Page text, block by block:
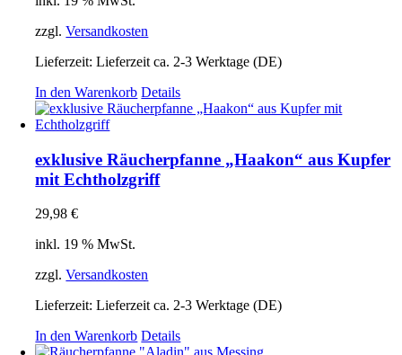
zzgl.Versandkosten
Lieferzeit:Lieferzeit ca. 2-3 Werktage (DE)
In den Warenkorb Details
exklusive Räucherpfanne „Haakon“ aus Kupfer
mit Echtholzgriff
29,98€
inkl. 19 % MwSt.
zzgl.Versandkosten
Lieferzeit:Lieferzeit ca. 2-3 Werktage (DE)
In den Warenkorb Details